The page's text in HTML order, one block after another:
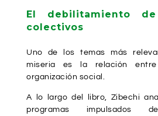
El debilitamiento
colectivos
Uno de los temas más
miseria es la relación entre
organización social.
A lo largo del libro, Zibechi
programas impulsados